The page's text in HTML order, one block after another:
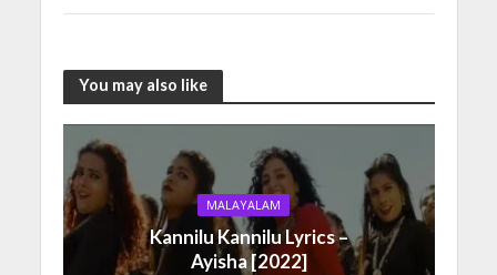
You may also like
MALAYALAM
Kannilu Kannilu Lyrics –
Ayisha [2022]